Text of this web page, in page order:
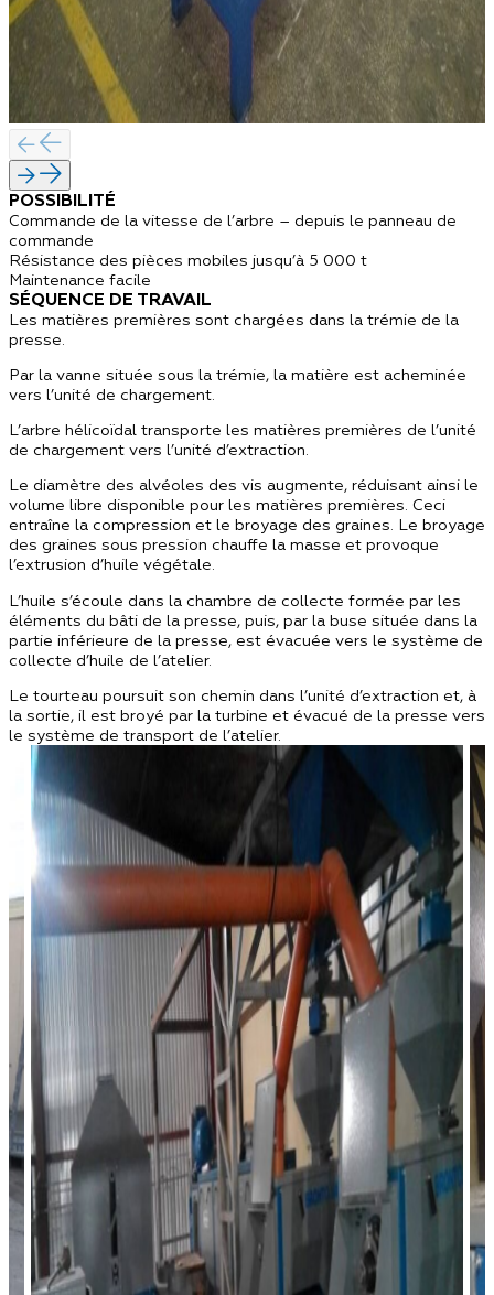
POSSIBILITÉ
Commande de la vitesse de l’arbre – depuis le panneau de
commande
Résistance des pièces mobiles jusqu’à 5 000 t
Maintenance facile
SÉQUENCE DE TRAVAIL
Les matières premières sont chargées dans la trémie de la
presse.
Par la vanne située sous la trémie, la matière est acheminée
vers l’unité de chargement.
L’arbre hélicoïdal transporte les matières premières de l’unité
de chargement vers l’unité d’extraction.
Le diamètre des alvéoles des vis augmente, réduisant ainsi le
volume libre disponible pour les matières premières. Ceci
entraîne la compression et le broyage des graines. Le broyage
des graines sous pression chauffe la masse et provoque
l’extrusion d’huile végétale.
L’huile s’écoule dans la chambre de collecte formée par les
éléments du bâti de la presse, puis, par la buse située dans la
partie inférieure de la presse, est évacuée vers le système de
collecte d’huile de l’atelier.
Le tourteau poursuit son chemin dans l’unité d’extraction et, à
la sortie, il est broyé par la turbine et évacué de la presse vers
le système de transport de l’atelier.